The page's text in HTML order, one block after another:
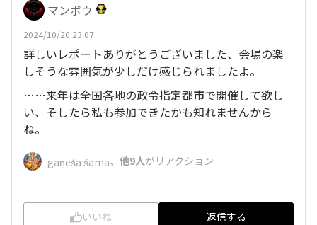
マンボウ
2024/10/20 23:07
詳しいレポートありがとうございました、会場の楽
しそうな雰囲気が少しだけ感じられましたよ。
……来年は全国各地の政令指定都市で開催して欲し
い、そしたら私も参加できたかも知れませんから
ね。
gaṇeśa śama、 他9人がリアクション
いいね 返信する